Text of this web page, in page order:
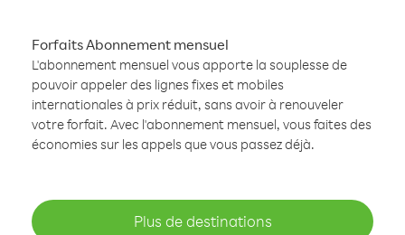
Forfaits Abonnement mensuel
L'abonnement mensuel vous apporte la souplesse de
pouvoir appeler des lignes fixes et mobiles
internationales à prix réduit, sans avoir à renouveler
votre forfait. Avec l'abonnement mensuel, vous faites des
économies sur les appels que vous passez déjà.
Plus de destinations